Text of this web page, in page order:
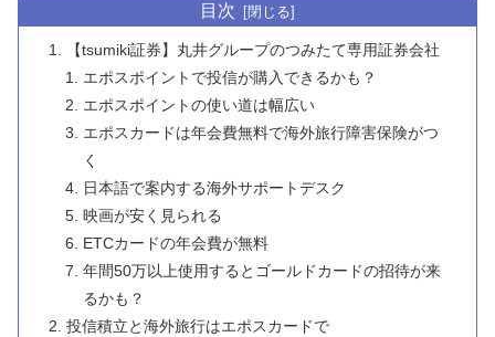
目次
【tsumiki証券】丸井グループのつみたて専用証券会社
エポスポイントで投信が購入できるかも？
エポスポイントの使い道は幅広い
エポスカードは年会費無料で海外旅行障害保険がつ
く
日本語で案内する海外サポートデスク
映画が安く見られる
ETCカードの年会費が無料
年間50万以上使用するとゴールドカードの招待が来
るかも？
投信積立と海外旅行はエポスカードで